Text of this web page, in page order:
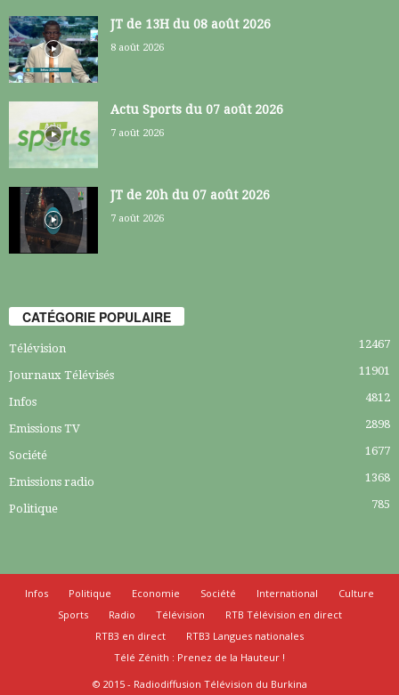
JT de 13H du 08 août 2026
8 août 2026
Actu Sports du 07 août 2026
7 août 2026
JT de 20h du 07 août 2026
7 août 2026
CATÉGORIE POPULAIRE
Télévision 12467
Journaux Télévisés 11901
Infos 4812
Emissions TV 2898
Société 1677
Emissions radio 1368
Politique 785
Infos Politique Economie Société International
Culture
Sports
Radio Télévision
RTB Télévision en direct
RTB3 en direct
RTB3 Langues nationales
Télé Zénith : Prenez de la Hauteur !
© 2015 - Radiodiffusion Télévision du Burkina